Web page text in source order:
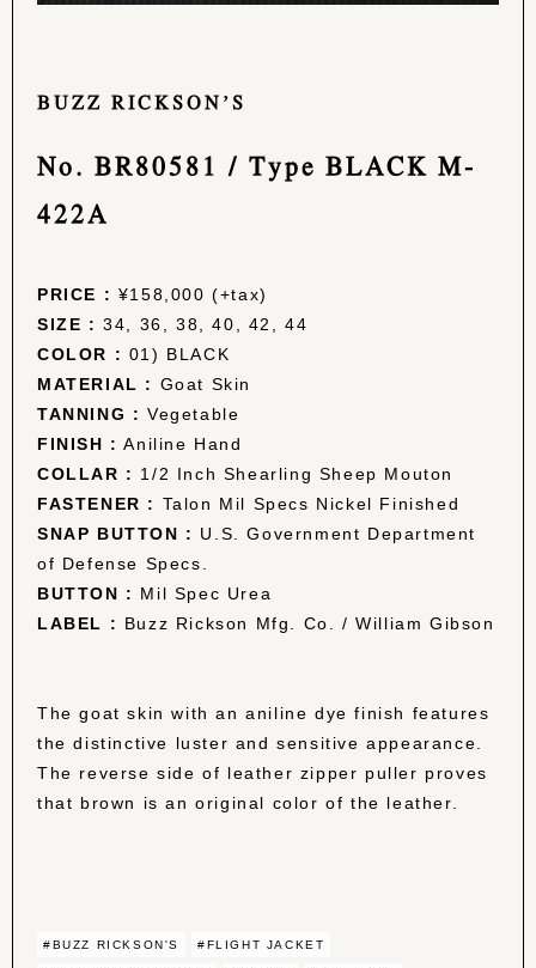
BUZZ RICKSON’S
No. BR80581 / Type BLACK M-
422A
PRICE : ¥158,000 (+tax)
SIZE : 34, 36, 38, 40, 42, 44
COLOR : 01) BLACK
MATERIAL : Goat Skin
TANNING : Vegetable
FINISH : Aniline Hand
COLLAR : 1/2 Inch Shearling Sheep Mouton
FASTENER : Talon Mil Specs Nickel Finished
SNAP BUTTON : U.S. Government Department
of Defense Specs.
BUTTON : Mil Spec Urea
LABEL : Buzz Rickson Mfg. Co. / William Gibson
The goat skin with an aniline dye finish features
the distinctive luster and sensitive appearance.
The reverse side of leather zipper puller proves
that brown is an original color of the leather.
#BUZZ RICKSON'S #FLIGHT JACKET